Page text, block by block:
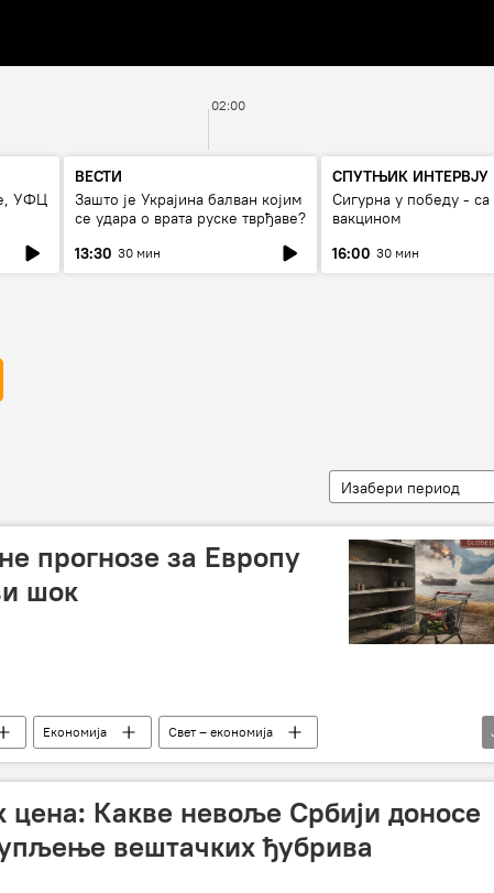
02:00
УФЦ
ВЕСТИ
Зашто је Украјина балван којим
се удара о врата руске тврђаве?
13:30 30 мин
СПУТЊИК ИНТЕРВЈУ
Сигурна у победу -
вакцином
16:00 30 мин
Изабери период
прогнозе за Европу
шок
Економија
Свет – економија
економија
Сукоб на Блиском истоку
цена: Какве невоље Србији доносе
вештачких ђубрива